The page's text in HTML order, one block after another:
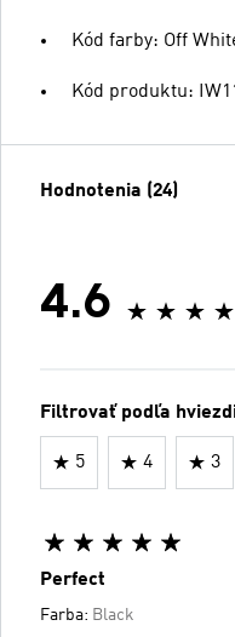
Kód farby: Off
Kód produktu:
Hodnotenia (24)
4.6
Filtrovať podľa
5 4 3
Perfect
Farba: Black